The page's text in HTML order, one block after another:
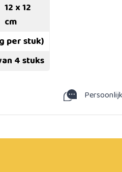
12 x 12
cm
per stuk)
4 stuks
Persoonlijk